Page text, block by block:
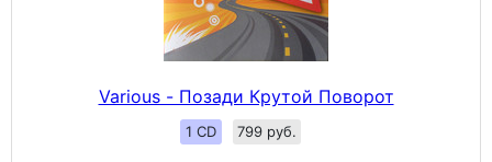
Various - Позади Крутой Поворот
1 CD 799 руб.